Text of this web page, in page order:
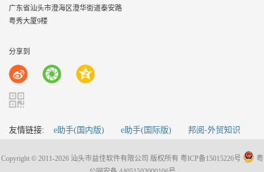
广东省汕头市澄海区澄华街道泰安路
粤秀大厦9楼
分享到
友情链接: e助手(国内版) e助手(国际版) 邦阅-外贸知识
Copyright © 2011-2026 汕头市益佳软件有限公司 版权所有 粤ICP备15015226号
粤